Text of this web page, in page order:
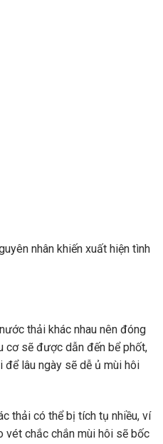
nhân khiến xuất hiện tình
thải khác nhau nên đóng
cơ sẽ được dẫn đến bể phốt,
lâu ngày sẽ dễ ủ mùi hôi
thải có thể bị tích tụ nhiều, ví
vét chắc chắn mùi hôi sẽ bốc